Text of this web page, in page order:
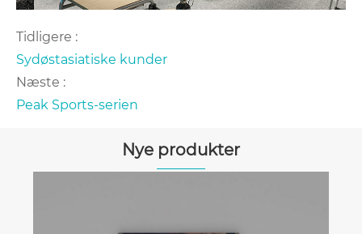
Tidligere :
Sydøstasiatiske kunder
Næste :
Peak Sports-serien
Nye produkter